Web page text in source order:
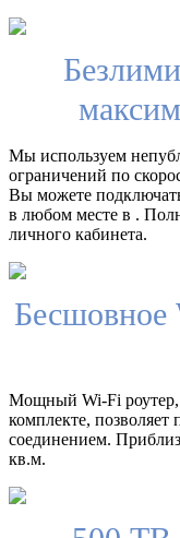
Мы используем
ограничений по
Вы можете
в любом месте в .
личного кабинета.
Бесшовное
Мощный Wi-Fi роутер,
комплекте,
соединением.
кв.м.